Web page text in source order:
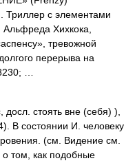
Триллер с элементами
Хиxкока,
тревожной
перерыва на
…
досл. стоять вне (себя) ),
В состоянии И. человеку
(см. Видение см.
том, как подобные